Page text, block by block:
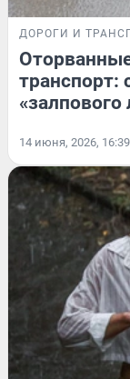
ДОРОГИ И
транспорт:
14 июня, 2026, 16:39